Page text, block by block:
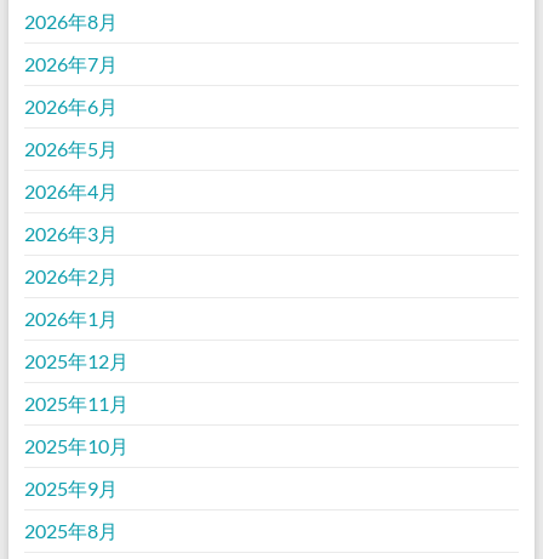
2026年8月
2026年7月
2026年6月
2026年5月
2026年4月
2026年3月
2026年2月
2026年1月
2025年12月
2025年11月
2025年10月
2025年9月
2025年8月